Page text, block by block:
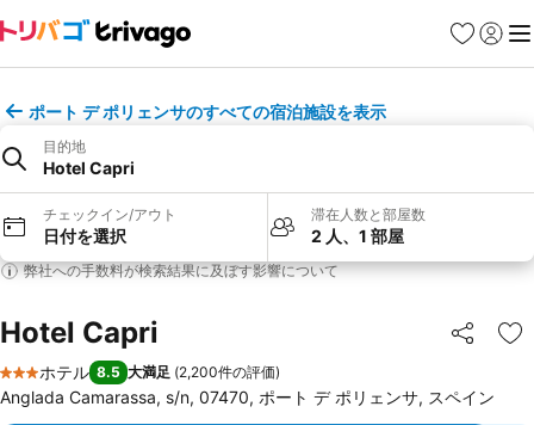
お気に入り
ログイ
メ
ポート デ ポリェンサのすべての宿泊施設を表示
目的地
Hotel Capri
チェックイン/アウト
日付を選択
滞在人数と部屋数
2 人、1 部屋
弊社への手数料が検索結果に及ぼす影響について
Hotel Capri シェア
お
3 ホテルのランク
ホテル 8.5 大満足 (2,200件の評価)
Anglada Camarassa, s/n, 07470, ポート デ ポリェンサ, スペイン